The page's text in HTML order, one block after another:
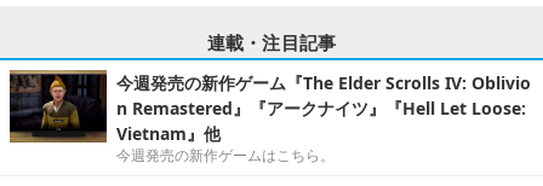
連載・注目記事
今週発売の新作ゲーム『The Elder Scrolls IV: Oblivio
n Remastered』『アークナイツ』『Hell Let Loose:
Vietnam』他
今週発売の新作ゲームはこちら。